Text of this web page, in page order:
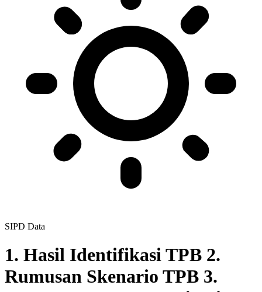
SIPD Data
1. Hasil Identifikasi TPB 2.
Rumusan Skenario TPB 3.